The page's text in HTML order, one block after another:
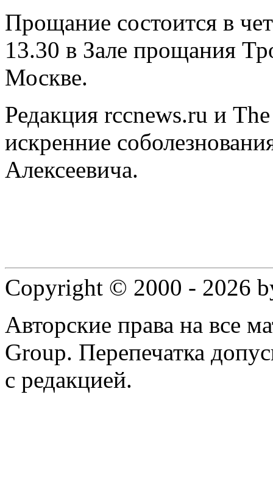
Прощание состоится в
13.30 в Зале прощания
Москве.
Редакция rccnews.ru и
искренние
Алексеевича.
Copyright © 2000 - 2026
Авторские права на все
Group. Перепечатка
с редакцией.